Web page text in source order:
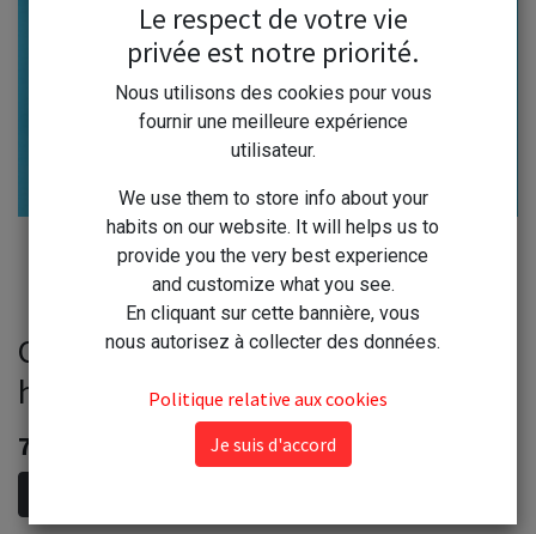
Opinel couteau office manche bois
hêtre 112
7,50
Le respect de votre vie
privée est notre priorité.
Nous utilisons des cookies pour vous
fournir une meilleure expérience
utilisateur.
We use them to store info about your
habits on our website. It will helps us to
provide you the very best experience
and customize what you see.
En cliquant sur cette bannière, vous
nous autorisez à collecter des données.
Politique relative aux cookies
Je suis d'accord